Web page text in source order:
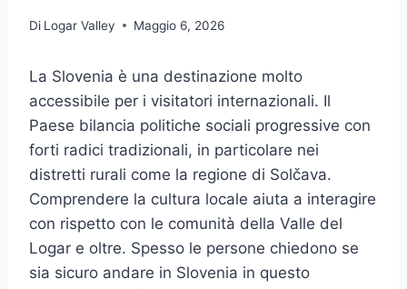
Di Logar Valley Maggio 6, 2026
La Slovenia è una destinazione molto
accessibile per i visitatori internazionali. Il
Paese bilancia politiche sociali progressive con
forti radici tradizionali, in particolare nei
distretti rurali come la regione di Solčava.
Comprendere la cultura locale aiuta a interagire
con rispetto con le comunità della Valle del
Logar e oltre. Spesso le persone chiedono se
sia sicuro andare in Slovenia in questo